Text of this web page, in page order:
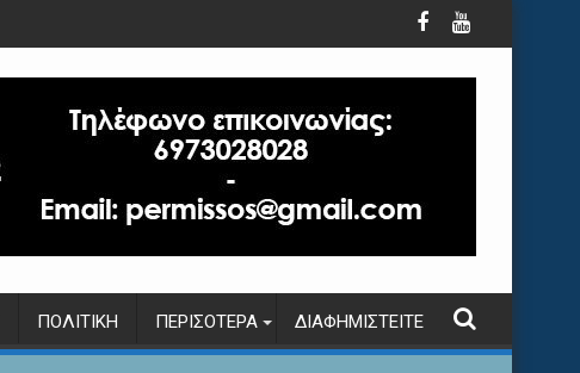
ΠΟΛΙΤΙΚΉ ΠΕΡΙΣΌΤΕΡΑ ΔΙΑΦΗΜΙΣΤΕΊΤΕ